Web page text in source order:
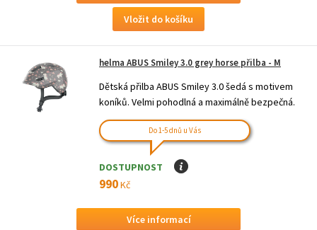
helma ABUS Smiley 3.0 grey horse přilba - M
Dětská přilba ABUS Smiley 3.0 šedá s motivem
koníků. Velmi pohodlná a maximálně bezpečná.
Do 1-5 dnů u Vás
DOSTUPNOST I
990Kč
Více informací